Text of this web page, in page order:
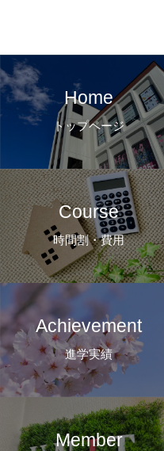
Home
トップページ
Course
時間割・費用
Achievement
進学実績
Member